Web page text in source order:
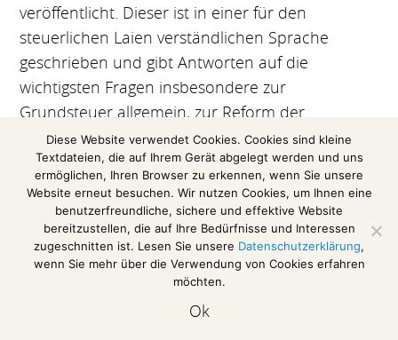
veröffentlicht. Dieser ist in einer für den
steuerlichen Laien verständlichen Sprache
geschrieben und gibt Antworten auf die
wichtigsten Fragen insbesondere zur
Grundsteuer allgemein, zur Reform der
Grundsteuer sowie zur Steuererklärung und
Steuerbescheiden. .
(Einzelheiten finden Sie im FAQ-Katalog vom
27.05.2024 auf der Homepage des BMF>hier.)
Datenschutzerklärung
Diese Website verwendet Cookies. Cookies sind kleine
Textdateien, die auf Ihrem Gerät abgelegt werden und uns
ermöglichen, Ihren Browser zu erkennen, wenn Sie unsere
Website erneut besuchen. Wir nutzen Cookies, um Ihnen eine
benutzerfreundliche, sichere und effektive Website
bereitzustellen, die auf Ihre Bedürfnisse und Interessen
zugeschnitten ist. Lesen Sie unsere Datenschutzerklärung,
wenn Sie mehr über die Verwendung von Cookies erfahren
möchten.
Ok